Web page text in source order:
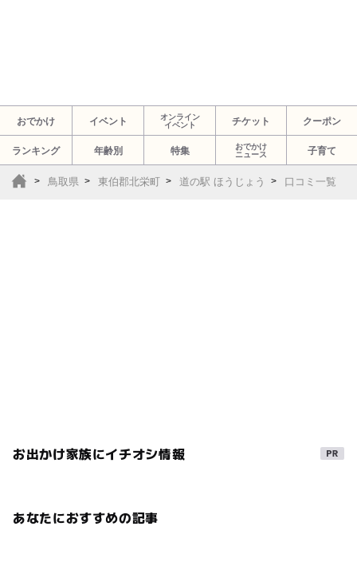
おでかけ イベント
オンライン
イベント
チケット クーポン
ランキング 年齢別 特集
おでかけ
ニュース
子育て
鳥取県 東伯郡北栄町 道の駅 ほうじょう 口コミ一覧
お出かけ家族にイチオシ情報
あなたにおすすめの記事